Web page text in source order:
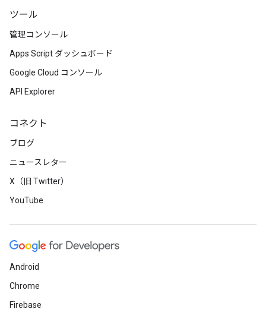
ツール
管理コンソール
Apps Script ダッシュボード
Google Cloud コンソール
API Explorer
コネクト
ブログ
ニュースレター
X（旧 Twitter）
YouTube
Android
Chrome
Firebase